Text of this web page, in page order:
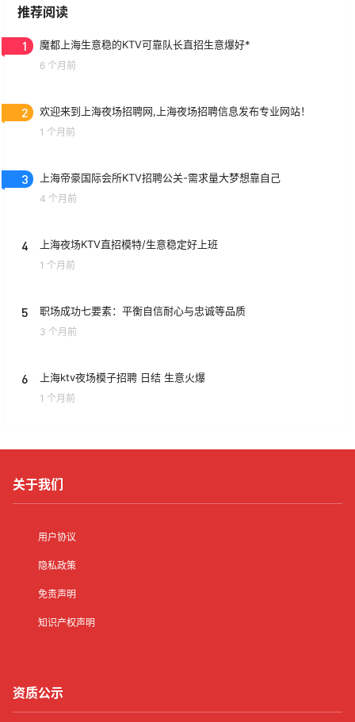
推荐阅读
1 魔都上海生意稳的KTV可靠队长直招生意爆好*
6 个月前
2 欢迎来到上海夜场招聘网,上海夜场招聘信息发布专业网站！
1 个月前
3 上海帝豪国际会所KTV招聘公关-需求量大梦想靠自己
4 个月前
4 上海夜场KTV直招模特/生意稳定好上班
1 个月前
5 职场成功七要素：平衡自信耐心与忠诚等品质
3 个月前
6 上海ktv夜场模子招聘 日结 生意火爆
1 个月前
关于我们
用户协议
隐私政策
免责声明
知识产权声明
资质公示